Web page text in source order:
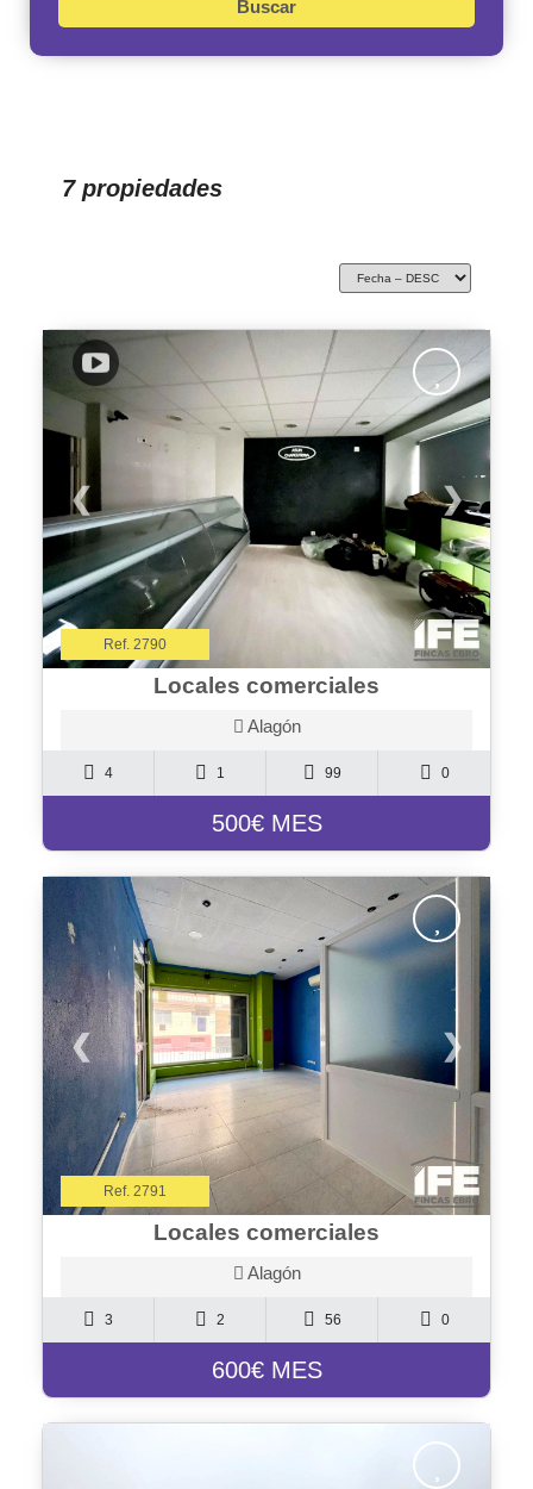
Buscar
7 propiedades
❮ ❯
Ref. 2790
Locales comerciales
Alagón
4 1 99 0
500€ MES
❮ ❯
Ref. 2791
Locales comerciales
Alagón
3 2 56 0
600€ MES